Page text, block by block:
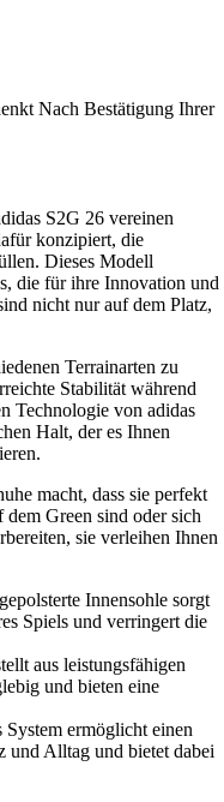
Nach Bestätigung Ihrer
S2G 26 vereinen
konzipiert, die
Dieses Modell
die für ihre Innovation und
nicht nur auf dem Platz,
Terrainarten zu
Stabilität während
Technologie von adidas
Halt, der es Ihnen
macht, dass sie perfekt
dem Green sind oder sich
sie verleihen Ihnen
Innensohle sorgt
Spiels und verringert die
aus leistungsfähigen
und bieten eine
System ermöglicht einen
und Alltag und bietet dabei